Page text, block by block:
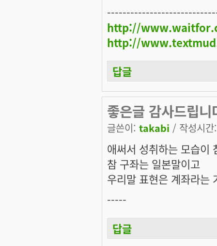
http://
http://
답글
좋은글 감사드립니
글쓴이: takabi / 작성시
애써서 성취하는 모습이
참 구좌는 일본말이고
우리말 표현은 계좌라는
-----
답글